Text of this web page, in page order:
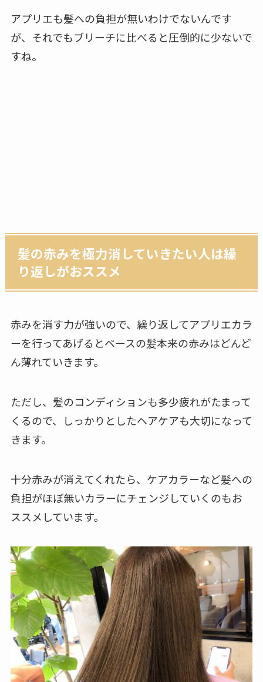
アプリエも髪への負担が無いわけでないんです
が、それでもブリーチに比べると圧倒的に少ないで
すね。
髪の赤みを極力消していきたい人は繰
り返しがおススメ
赤みを消す力が強いので、繰り返してアプリエカラ
ーを行ってあげるとベースの髪本来の赤みはどんど
ん薄れていきます。
ただし、髪のコンディションも多少疲れがたまって
くるので、しっかりとしたヘアケアも大切になって
きます。
十分赤みが消えてくれたら、ケアカラーなど髪への
負担がほぼ無いカラーにチェンジしていくのもお
ススメしています。